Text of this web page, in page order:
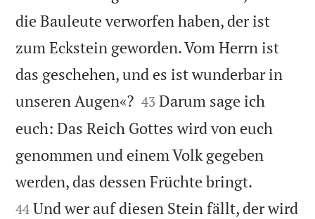
die Bauleute verworfen haben, der ist
zum Eckstein geworden. Vom Herrn ist
das geschehen, und es ist wunderbar in
unseren Augen«?
43 Darum sage ich
euch: Das Reich Gottes wird von euch
genommen und einem Volk gegeben
werden, das dessen Früchte bringt.
44 Und wer auf diesen Stein fällt, der wird